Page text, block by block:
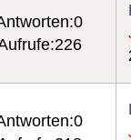
0
226
0